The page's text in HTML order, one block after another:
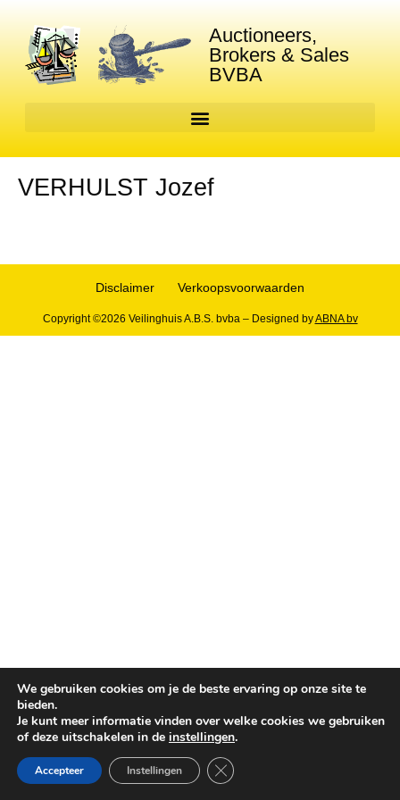
Auctioneers,
Brokers & Sales
BVBA
VERHULST Jozef
Disclaimer Verkoopsvoorwaarden
Copyright ©2026 Veilinghuis A.B.S. bvba – Designed byABNA bv
We gebruiken cookies om je de beste ervaring op onze site te
bieden.
Je kunt meer informatie vinden over welke cookies we gebruiken
of deze uitschakelen in de instellingen.
Accepteer Instellingen Sluit AVG/GDPR cookie banner